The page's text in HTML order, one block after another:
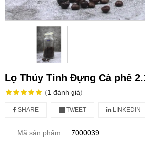
Lọ Thủy Tinh Đựng Cà phê
(1 đánh giá)
SHARE TWEET LINKEDIN
Mã sản phẩm :
7000039